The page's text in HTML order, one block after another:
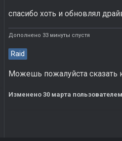
спасибо хоть и обновлял
Дополнено 33 минуты спустя
Raid
Можешь пожалуйста сказать
Изменено 30 марта